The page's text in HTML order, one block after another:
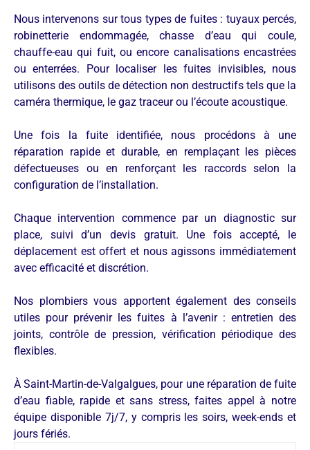
Nous intervenons sur tous types de fuites : tuyaux percés,
robinetterie endommagée, chasse d’eau qui coule,
chauffe-eau qui fuit, ou encore canalisations encastrées
ou enterrées. Pour localiser les fuites invisibles, nous
utilisons des outils de détection non destructifs tels que la
caméra thermique, le gaz traceur ou l’écoute acoustique.
Une fois la fuite identifiée, nous procédons à une
réparation rapide et durable, en remplaçant les pièces
défectueuses ou en renforçant les raccords selon la
configuration de l’installation.
Chaque intervention commence par un diagnostic sur
place, suivi d’un devis gratuit. Une fois accepté, le
déplacement est offert et nous agissons immédiatement
avec efficacité et discrétion.
Nos plombiers vous apportent également des conseils
utiles pour prévenir les fuites à l’avenir : entretien des
joints, contrôle de pression, vérification périodique des
flexibles.
À Saint-Martin-de-Valgalgues, pour une réparation de fuite
d’eau fiable, rapide et sans stress, faites appel à notre
équipe disponible 7j/7, y compris les soirs, week-ends et
jours fériés.